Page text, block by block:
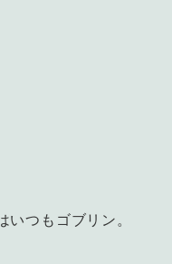
つもゴブリン。